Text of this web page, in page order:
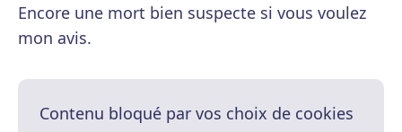
Encore une mort bien suspecte si vous voulez
mon avis.
Contenu bloqué par vos choix de cookies